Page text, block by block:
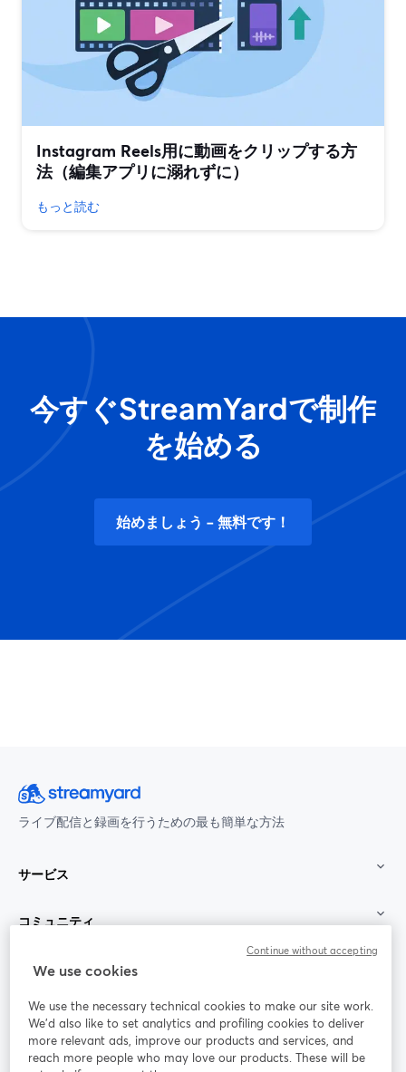
Instagram Reels用に動画をクリップする方
法（編集アプリに溺れずに）
もっと読む
今すぐStreamYardで制作
を始める
始めましょう - 無料です！
ライブ配信と録画を行うための最も簡単な方法
サービス
コミュニティ
StreamYard：
参加する
Facebook
新しいタブで開く
YouTube
We use cookies
We use the necessary technical cookies to make our site work.
We'd also like to set analytics and profiling cookies to deliver
more relevant ads, improve our products and services, and
reach more people who may love our products. These will be
Continue without accepting